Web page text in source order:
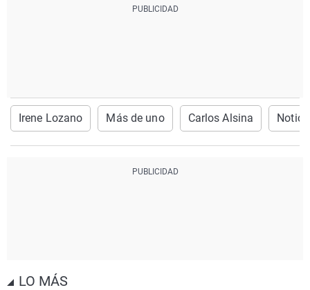
Irene Lozano Más de uno Carlos Alsina
LO MÁS